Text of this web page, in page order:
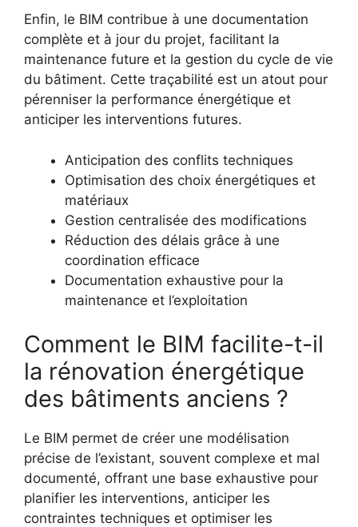
Enfin, le BIM contribue à une documentation
complète et à jour du projet, facilitant la
maintenance future et la gestion du cycle de vie
du bâtiment. Cette traçabilité est un atout pour
pérenniser la performance énergétique et
anticiper les interventions futures.
Anticipation des conflits techniques
Optimisation des choix énergétiques et
matériaux
Gestion centralisée des modifications
Réduction des délais grâce à une
coordination efficace
Documentation exhaustive pour la
maintenance et l’exploitation
Comment le BIM facilite-t-il
la rénovation énergétique
des bâtiments anciens ?
Le BIM permet de créer une modélisation
précise de l’existant, souvent complexe et mal
documenté, offrant une base exhaustive pour
planifier les interventions, anticiper les
contraintes techniques et optimiser les